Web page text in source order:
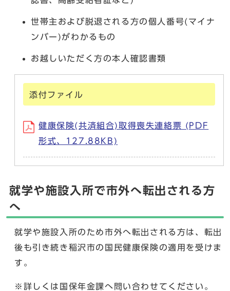
世帯主および脱退される方の個人番号(マイナ
ンバー)がわかるもの
お越しいただく方の本人確認書類
添付ファイル
健康保険(共済組合)取得喪失連絡票 (PDF
形式、127.88KB)
就学や施設入所で市外へ転出される方
へ
就学や施設入所のため市外へ転出される方は、転出
後も引き続き稲沢市の国民健康保険の適用を受けま
す。
※詳しくは国保年金課へ問い合わせてください。